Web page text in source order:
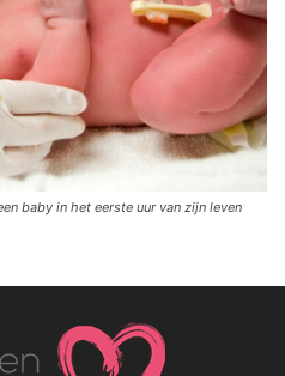
baby in het eerste uur van zijn leven